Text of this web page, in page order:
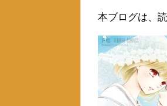
本ブログは、